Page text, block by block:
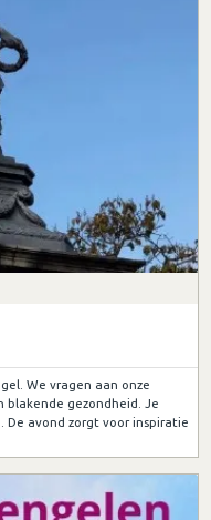
We vragen aan onze
blakende gezondheid. Je
avond zorgt voor inspiratie